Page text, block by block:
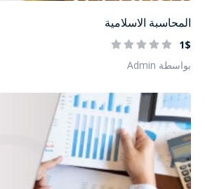
المحاسبة الاسلامية
1$
بواسطة Admin